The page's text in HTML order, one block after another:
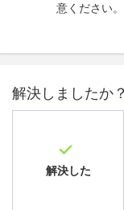
意ください。
解決しましたか？
解決した